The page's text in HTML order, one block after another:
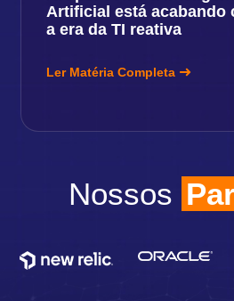
Artificial está acabando
a era da TI reativa
Ler Matéria Completa
Nossos